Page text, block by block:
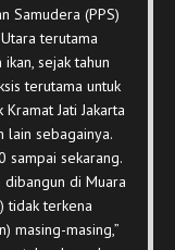
Samudera (PPS)
terutama
sejak tahun
terutama untuk
Jati Jakarta
lain sebagainya.
sampai sekarang.
di Muara
tidak terkena
masing-masing,”